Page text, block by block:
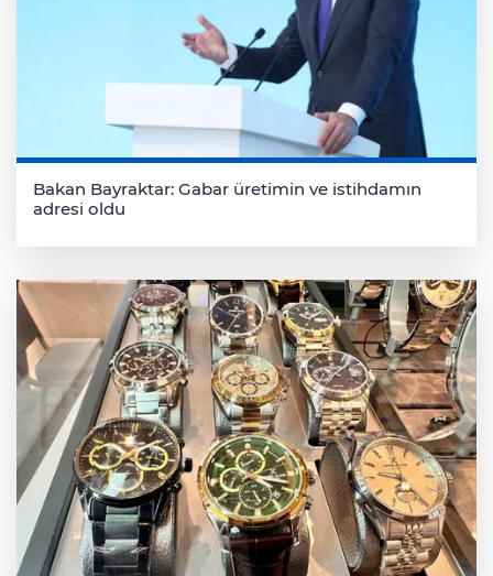
Bakan Bayraktar: Gabar üretimin ve istihdamın
adresi oldu